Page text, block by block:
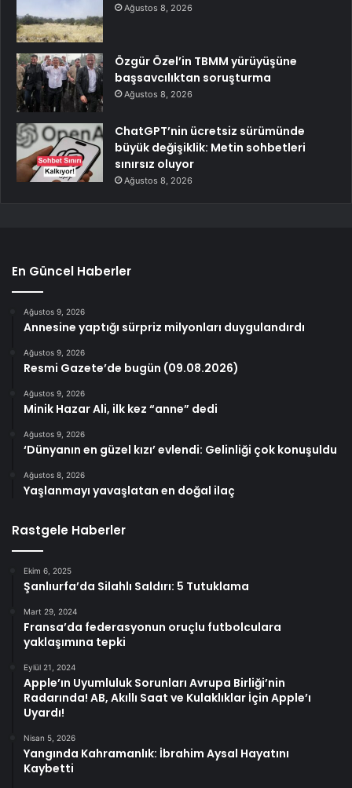
Ağustos 8, 2026
Özgür Özel’in TBMM yürüyüşüne
başsavcılıktan soruşturma
Ağustos 8, 2026
ChatGPT’nin ücretsiz sürümünde
büyük değişiklik: Metin sohbetleri
sınırsız oluyor
Ağustos 8, 2026
En Güncel Haberler
Ağustos 9, 2026
Annesine yaptığı sürpriz milyonları duygulandırdı
Ağustos 9, 2026
Resmi Gazete’de bugün (09.08.2026)
Ağustos 9, 2026
Minik Hazar Ali, ilk kez “anne” dedi
Ağustos 9, 2026
‘Dünyanın en güzel kızı’ evlendi: Gelinliği çok konuşuldu
Ağustos 8, 2026
Yaşlanmayı yavaşlatan en doğal ilaç
Rastgele Haberler
Ekim 6, 2025
Şanlıurfa’da Silahlı Saldırı: 5 Tutuklama
Mart 29, 2024
Fransa’da federasyonun oruçlu futbolculara
yaklaşımına tepki
Eylül 21, 2024
Apple’ın Uyumluluk Sorunları Avrupa Birliği’nin
Radarında! AB, Akıllı Saat ve Kulaklıklar İçin Apple’ı
Uyardı!
Nisan 5, 2026
Yangında Kahramanlık: İbrahim Aysal Hayatını
Kaybetti